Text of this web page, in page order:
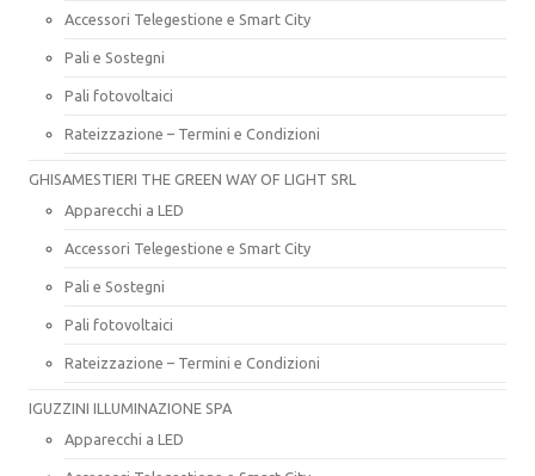
Accessori Telegestione e Smart City
Pali e Sostegni
Pali fotovoltaici
Rateizzazione – Termini e Condizioni
GHISAMESTIERI THE GREEN WAY OF LIGHT SRL
Apparecchi a LED
Accessori Telegestione e Smart City
Pali e Sostegni
Pali fotovoltaici
Rateizzazione – Termini e Condizioni
IGUZZINI ILLUMINAZIONE SPA
Apparecchi a LED